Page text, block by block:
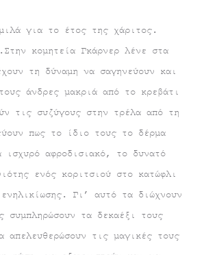
για το έτος της χάριτος.
κομητεία Γκάρνερ λένε στα
τη δύναμη να σαγηνεύουν και
άνδρες μακριά από το κρεβάτι
τις συζύγους στην τρέλα από τη
πως το ίδιο τους το δέρμα
ισχυρό αφροδισιακό, το δυνατό
ενός κοριτσιού στο κατώφλι
Γι’ αυτό τα διώχνουν
συμπληρώσουν τα δεκαέξι τους
απελευθερώσουν τις μαγικές τους